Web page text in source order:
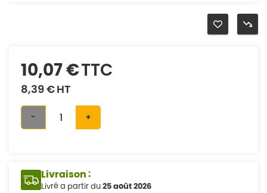
10,07 €TTC
8,39 €HT
- +
Livraison :
Livré a partir du25 août 2026